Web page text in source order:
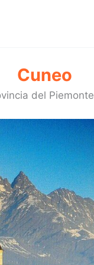
Cuneo
del Piemonte